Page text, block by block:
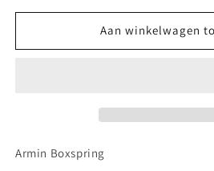
voor
Boxspring
voor
Armin
Boxspring
Aan winkelwagen
Armin Boxspring